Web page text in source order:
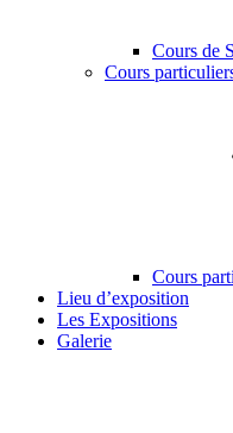
Cours de
Cours
Cours
Lieu d’exposition
Les Expositions
Galerie